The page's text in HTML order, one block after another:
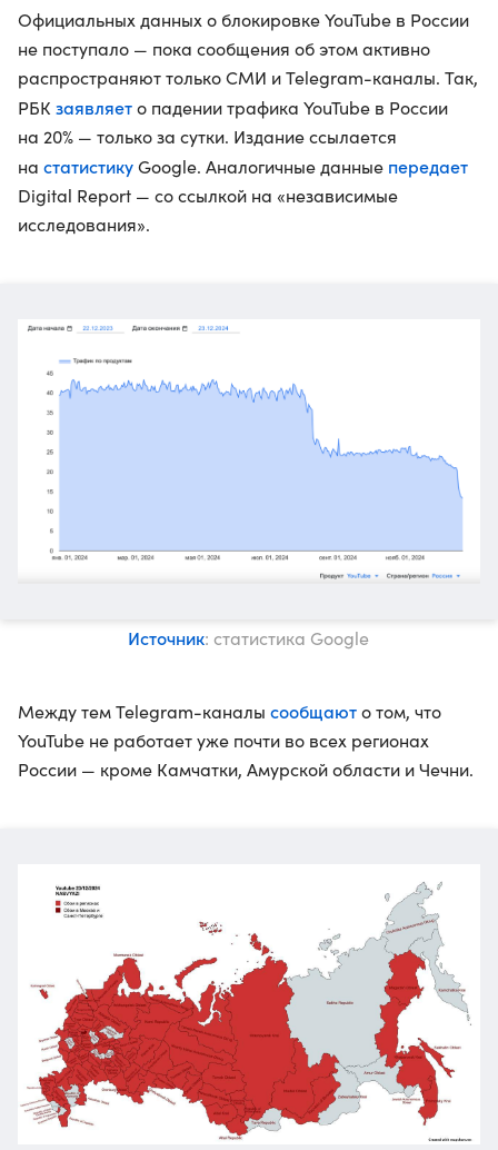
Официальных данных о блокировке YouTube в России
не поступало — пока сообщения об этом активно
распространяют только СМИ и Telegram-каналы. Так,
РБК заявляето падении трафика YouTube в России
на 20% — только за сутки. Издание ссылается
на статистикуGoogle. Аналогичные данные передает
Digital Report — со ссылкой на «независимые
исследования».
Источник: статистика Google
Между тем Telegram-каналы сообщаюто том, что
YouTube не работает уже почти во всех регионах
России — кроме Камчатки, Амурской области и Чечни.